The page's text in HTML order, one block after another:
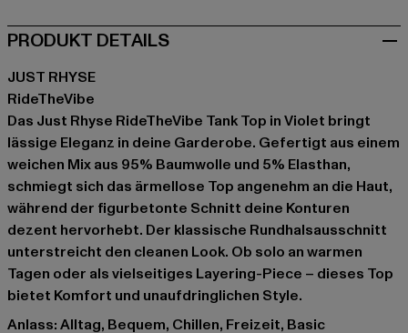
PRODUKT DETAILS
JUST RHYSE
RideTheVibe
Das Just Rhyse RideTheVibe Tank Top in Violet bringt
lässige Eleganz in deine Garderobe. Gefertigt aus einem
weichen Mix aus 95% Baumwolle und 5% Elasthan,
schmiegt sich das ärmellose Top angenehm an die Haut,
während der figurbetonte Schnitt deine Konturen
dezent hervorhebt. Der klassische Rundhalsausschnitt
unterstreicht den cleanen Look. Ob solo an warmen
Tagen oder als vielseitiges Layering-Piece – dieses Top
bietet Komfort und unaufdringlichen Style.
Anlass: Alltag, Bequem, Chillen, Freizeit, Basic